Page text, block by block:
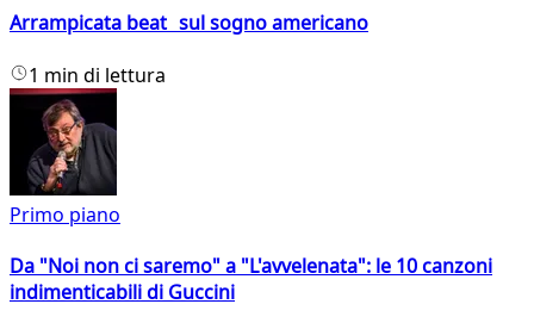
Arrampicata beat sul sogno americano
1 min di lettura
Primo piano
Da "Noi non ci saremo" a "L'avvelenata": le 10 canzoni
indimenticabili di Guccini